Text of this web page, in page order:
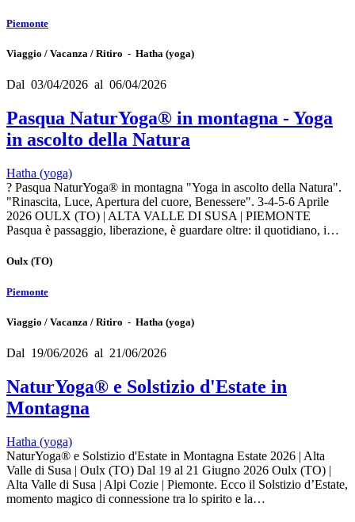
Piemonte
Viaggio / Vacanza / Ritiro - Hatha (yoga)
Dal 03/04/2026 al 06/04/2026
Pasqua NaturYoga® in montagna - Yoga
in ascolto della Natura
Hatha (yoga)
? Pasqua NaturYoga® in montagna "Yoga in ascolto della Natura".
"Rinascita, Luce, Apertura del cuore, Benessere". 3-4-5-6 Aprile
2026 OULX (TO) | ALTA VALLE DI SUSA | PIEMONTE
Pasqua è passaggio, liberazione, è guardare oltre: il quotidiano, i…
Oulx (TO)
Piemonte
Viaggio / Vacanza / Ritiro - Hatha (yoga)
Dal 19/06/2026 al 21/06/2026
NaturYoga® e Solstizio d'Estate in
Montagna
Hatha (yoga)
NaturYoga® e Solstizio d'Estate in Montagna Estate 2026 | Alta
Valle di Susa | Oulx (TO) Dal 19 al 21 Giugno 2026 Oulx (TO) |
Alta Valle di Susa | Alpi Cozie | Piemonte. Ecco il Solstizio d’Estate,
momento magico di connessione tra lo spirito e la…